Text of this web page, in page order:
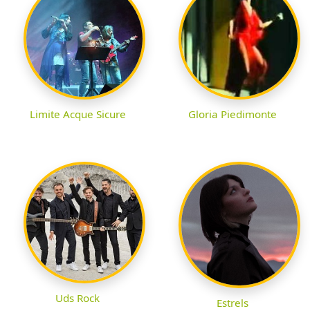
Limite Acque Sicure Gloria Piedimonte
Uds Rock Estrels